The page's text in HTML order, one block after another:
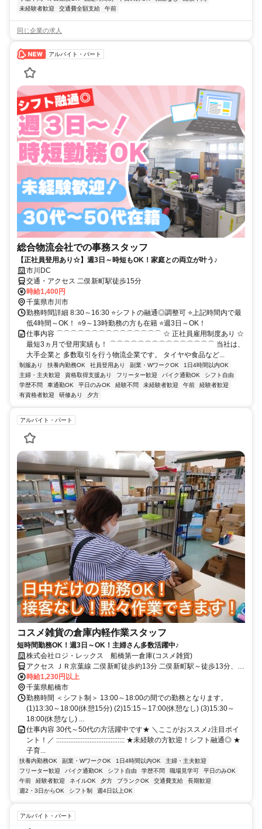
未経験者歓迎
交通費全額支給 午前
同じ企業の求人
アルバイト・パート
総合物流会社での事務スタッフ
【正社員登用あり☆】週3日～時短もOK！家庭との両立が叶う♪
市川DC
交通・アクセス 二俣新町駅徒歩15分
時給1,400円
千葉県市川市
勤務時間詳細 8:30～16:30 ⭐シフトの融通◎調整可 ⭐上記時間内で最
低4時間～OK！ ⭐9～13時勤務の方も在籍 ⭐週3日～OK！
仕事内容 ⌒⌒⌒⌒⌒⌒⌒⌒⌒⌒⌒⌒⌒⌒⌒ ☆ 正社員雇用制度あり ☆
最短3ヵ月で登用実績も！ ⌒⌒⌒⌒⌒⌒⌒⌒⌒⌒⌒⌒⌒⌒⌒ 当社は、
大手企業と 多数取引を行う物流企業です。 タイヤや食品など...
制服あり 扶養内勤務OK 社員登用あり 副業・WワークOK
1日4時間以内OK
主婦・主夫歓迎
資格取得支援あり フリーター歓迎 バイク通勤OK
シフト自由
学歴不問
車通勤OK 平日のみOK 経験不問 未経験者歓迎 午前
経験者歓迎
有資格者歓迎
研修あり 夕方
アルバイト・パート
コスメ雑貨の倉庫内軽作業スタッフ
短時間勤務OK！週3日～OK！主婦さん多数活躍中♪
株式会社ロジ・レックス 船橋第一倉庫(コスメ雑貨)
アクセス ＪＲ京葉線 二俣新町徒歩約13分 二俣新町駅～徒歩13分、西
船橋駅～自転車17分、原木中山駅～自転車13分、船橋駅～バス15分
時給1,230円以上
千葉県船橋市
勤務時間 ＜シフト制＞ 13:00～18:00の間での勤務となります。
(1)13:30～18:00(休憩15分) (2)15:15～17:00(休憩なし) (3)15:30～
18:00(休憩なし) ...
仕事内容 30代～50代の方活躍中です★ ＼ここがおススメ♪注目ポイ
ント！／ ::::::::::::::::::::::::::::::::::::::: ★未経験の方歓迎！シフト融通◎ ★
子育...
扶養内勤務OK 副業・WワークOK 1日4時間以内OK
主婦・主夫歓迎
フリーター歓迎
バイク通勤OK シフト自由 学歴不問 職場見学可
平日のみOK
午前
経験者歓迎 ネイルOK 夕方 ブランクOK 交通費支給
長期歓迎
週2・3日からOK
シフト制 週4日以上OK
アルバイト・パート